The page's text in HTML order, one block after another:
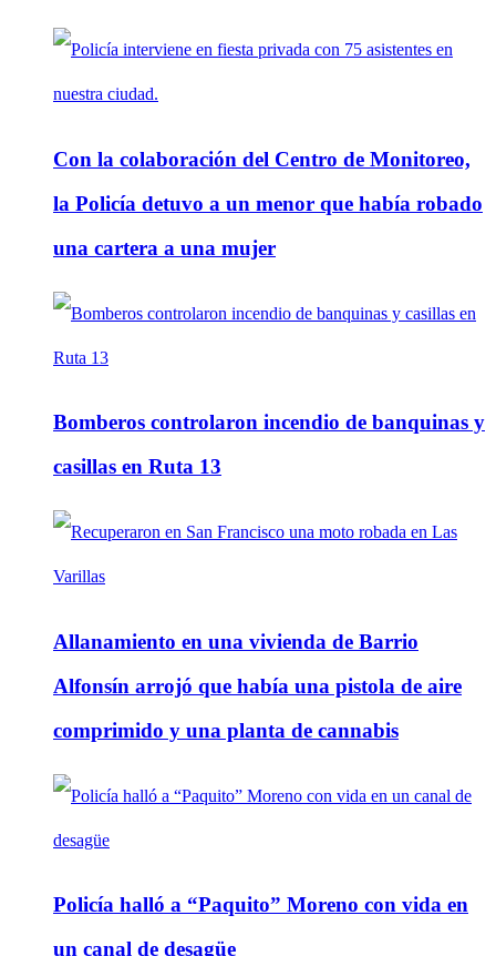
Con la colaboración del Centro de Monitoreo,
la Policía detuvo a un menor que había robado
una cartera a una mujer
Bomberos controlaron incendio de banquinas y
casillas en Ruta 13
Allanamiento en una vivienda de Barrio
Alfonsín arrojó que había una pistola de aire
comprimido y una planta de cannabis
Policía halló a “Paquito” Moreno con vida en
un canal de desagüe